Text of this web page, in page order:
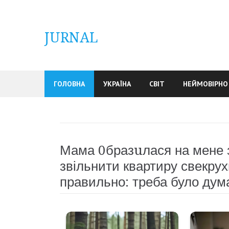
JURNAL
ГОЛОВНА УКРАЇНА СВІТ НЕЙМОВІРНО
Мама 0бразuлася на мене
звільнити квартиру
правильно: треба було